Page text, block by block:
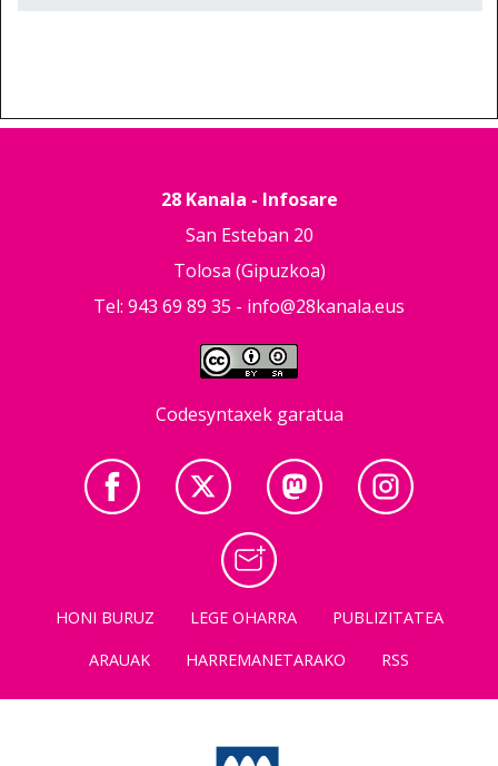
28 Kanala - Infosare
San Esteban 20
Tolosa (Gipuzkoa)
Tel: 943 69 89 35 - info@28kanala.eus
Codesyntaxek garatua
HONI BURUZ LEGE OHARRA
PUBLIZITATEA
ARAUAK
HARREMANETARAKO RSS